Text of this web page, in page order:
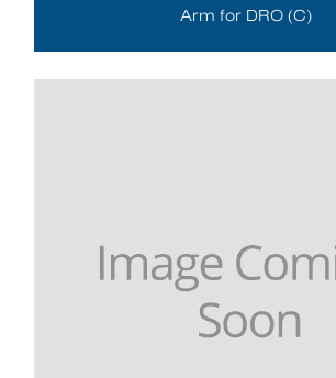
Arm for DRO (C)